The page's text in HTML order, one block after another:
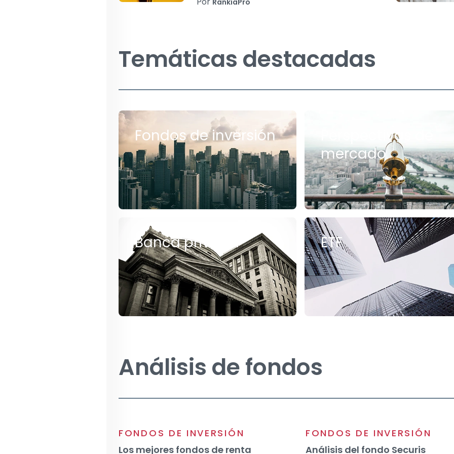
Temáticas destacadas
Fondos de inversión
Perspectivas de
mercado
Banca privada ETF
Análisis de fondos
FONDOS DE INVERSIÓN
Los mejores fondos de renta
FONDOS DE INVERSIÓN
Análisis del fondo Securis